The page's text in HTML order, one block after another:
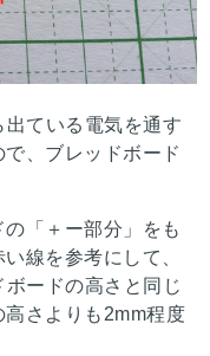
ている電気を通す
、ブレッドボード
「＋ー部分」をも
線を参考にして、
ードの高さと同じ
さよりも2mm程度